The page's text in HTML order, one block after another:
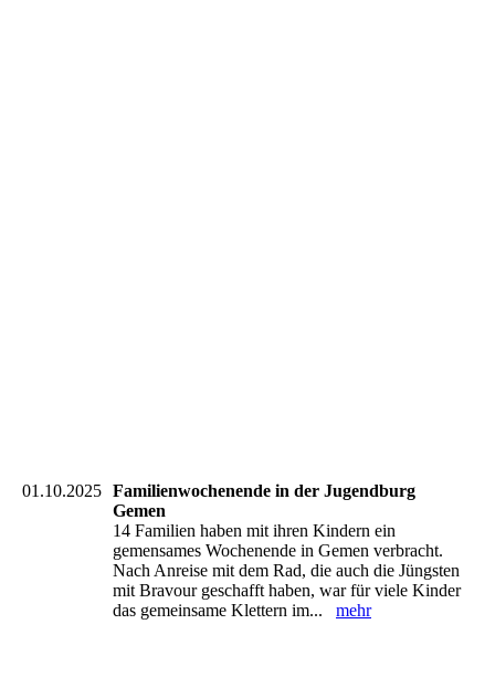
01.10.2025 Familienwochenende in der Jugendburg
Gemen
14 Familien haben mit ihren Kindern ein
gemensames Wochenende in Gemen verbracht.
Nach Anreise mit dem Rad, die auch die Jüngsten
mit Bravour geschafft haben, war für viele Kinder
das gemeinsame Klettern im... mehr